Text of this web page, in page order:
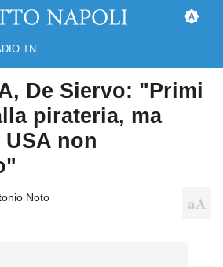
TN
De Siervo: "Primi
pirateria, ma
non
Noto